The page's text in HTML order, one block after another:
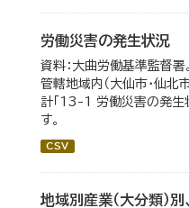
労働災害の発生状況
資料：大曲労働基準監督署
管轄地域内（大仙市・仙北
計「13-1 労働災害の発生
す。
CSV
地域別産業（大分類）別